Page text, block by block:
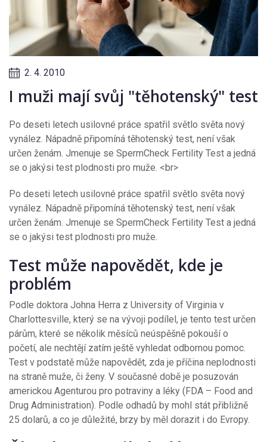
2. 4. 2010
I muži mají svůj "těhotenský" test
Po deseti letech usilovné práce spatřil světlo světa nový
vynález. Nápadně připomíná těhotenský test, není však
určen ženám. Jmenuje se SpermCheck Fertility Test a jedná
se o jakýsi test plodnosti pro muže. <br>
Po deseti letech usilovné práce spatřil světlo světa nový
vynález. Nápadně připomíná těhotenský test, není však
určen ženám. Jmenuje se SpermCheck Fertility Test a jedná
se o jakýsi test plodnosti pro muže.
Test může napovědět, kde je
problém
Podle doktora Johna Herra z University of Virginia v
Charlottesville, který se na vývoji podílel, je tento test určen
párům, které se několik měsíců neúspěšně pokouší o
početí, ale nechtějí zatím ještě vyhledat odbornou pomoc.
Test v podstatě může napovědět, zda je příčina neplodnosti
na straně muže, či ženy. V současné době je posuzován
americkou Agenturou pro potraviny a léky (FDA – Food and
Drug Administration). Podle odhadů by mohl stát přibližně
25 dolarů, a co je důležité, brzy by měl dorazit i do Evropy.